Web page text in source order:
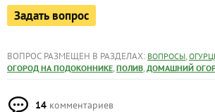
Задать вопрос
ВОПРОС РАЗМЕЩЕН В РАЗДЕЛАХ: ВОПРОСЫ,
ОГОРОД НА ПОДОКОННИКЕ, ПОЛИВ, ДОМАШНИЙ
14 комментариев